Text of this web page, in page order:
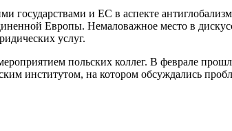
и ЕС в аспекте
Европы. Немаловажное место в
услуг.
польских коллег. В феврале
институтом, на котором обсуждались